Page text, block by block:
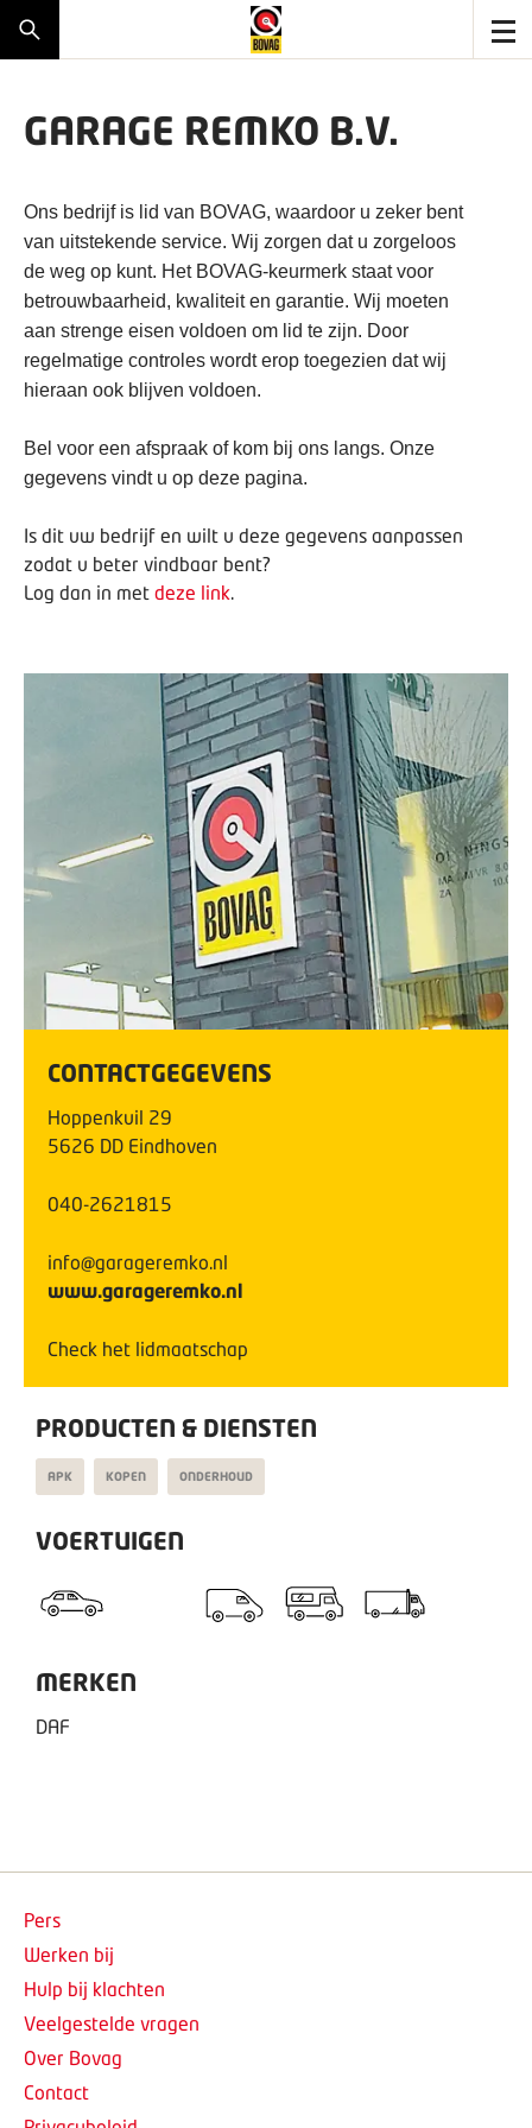
GARAGE REMKO B.V.
Ons bedrijf is lid van BOVAG, waardoor u zeker bent
van uitstekende service. Wij zorgen dat u zorgeloos
de weg op kunt. Het BOVAG-keurmerk staat voor
betrouwbaarheid, kwaliteit en garantie. Wij moeten
aan strenge eisen voldoen om lid te zijn. Door
regelmatige controles wordt erop toegezien dat wij
hieraan ook blijven voldoen.
Bel voor een afspraak of kom bij ons langs. Onze
gegevens vindt u op deze pagina.
Is dit uw bedrijf en wilt u deze gegevens aanpassen
zodat u beter vindbaar bent?
Log dan in met deze link.
CONTACTGEGEVENS
Hoppenkuil 29
5626 DD Eindhoven
040-2621815
info@garageremko.nl
www.garageremko.nl
Check het lidmaatschap
PRODUCTEN & DIENSTEN
APK KOPEN ONDERHOUD
VOERTUIGEN
MERKEN
DAF
Pers
Werken bij
Hulp bij klachten
Veelgestelde vragen
Over Bovag
Contact